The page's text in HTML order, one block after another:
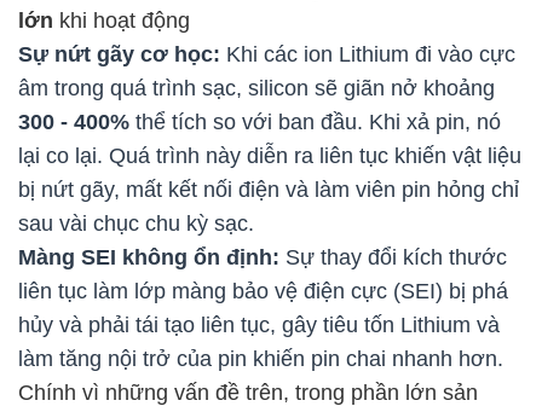
lớn khi hoạt động
Sự nứt gãy cơ học: Khi các ion Lithium đi vào cực
âm trong quá trình sạc, silicon sẽ giãn nở khoảng
300 - 400% thể tích so với ban đầu. Khi xả pin, nó
lại co lại. Quá trình này diễn ra liên tục khiến vật liệu
bị nứt gãy, mất kết nối điện và làm viên pin hỏng chỉ
sau vài chục chu kỳ sạc.
Màng SEI không ổn định: Sự thay đổi kích thước
liên tục làm lớp màng bảo vệ điện cực (SEI) bị phá
hủy và phải tái tạo liên tục, gây tiêu tốn Lithium và
làm tăng nội trở của pin khiến pin chai nhanh hơn.
Chính vì những vấn đề trên, trong phần lớn sản